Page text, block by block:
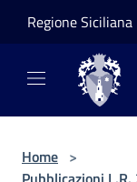
Regione Siciliana
Home >